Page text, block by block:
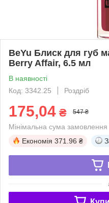
BeYu Блиск для губ
Berry Affair, 6.5 мл
В наявності
Код: 3342.25
Роздріб
175,04 ₴ 547 ₴
Мінімальна сума
Економія 371.96 ₴